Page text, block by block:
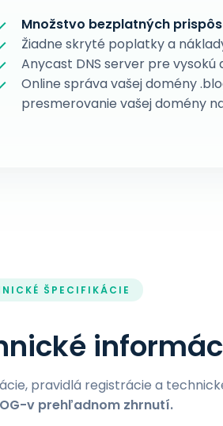
Množstvo bezplatných
Žiadne skryté poplatky a
Anycast DNS server pre
Online správa vašej domény
presmerovanie vašej domény
ŠPECIFIKÁCIE
pravidlá registrácie a
v prehľadnom zhrnutí.